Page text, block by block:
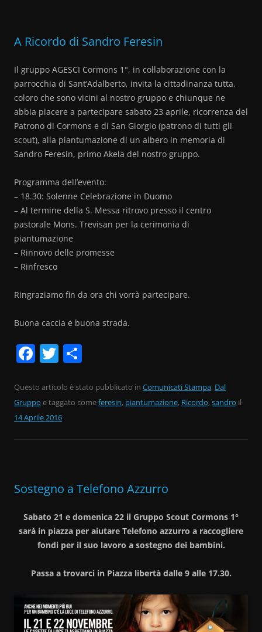
o
k
A Ricordo di Sandro Feresin
Il gruppo AGESCI Cormons 1°, in collaborazione con la
parrocchia di Sant’Adalberto, invita la cittadinanza tutta,
coloro che sono vicini al nostro gruppo e chiunque ne
abbia piacere a partecipare sabato 23 aprile, ricorrenza del
Patrono di Cormons e di San Giorgio (patrono di tutti gli
scout), alla piantumazione di un albero in memoria di
Sandro Feresin, primo Akela del nostro gruppo.
Programma dell’evento:
– 18.30: Solenne Celebrazione in Duomo
– Al termine della S. Messa ritrovo presso il centro
pastorale Mons. Trevisan per la cerimonia di
piantumazione
– Rinnovo delle promesse
– Rinfresco
Ringraziamo fin da ora chi vorrà partecipare.
Buona caccia e buona strada.
F
c
e
b
k
T
itt
er
n
di
Questo articolo è stato pubblicato in Comunicati Stampa, Dal
Gruppo e taggato comeferesin, piantumazione, Ricordo,sandro il
14 Aprile 2016
Sostegno a Telefono Azzurro
Sabato 21 e domenica 22 il Gruppo Scout Cormons 1°
sarà in piazza per aiutare Telefono azzurro a raccogliere
fondi per il suo lavoro a sostegno dei bambini.
Passa a trovarci in Piazza libertà dalle 9 alle 17.30.